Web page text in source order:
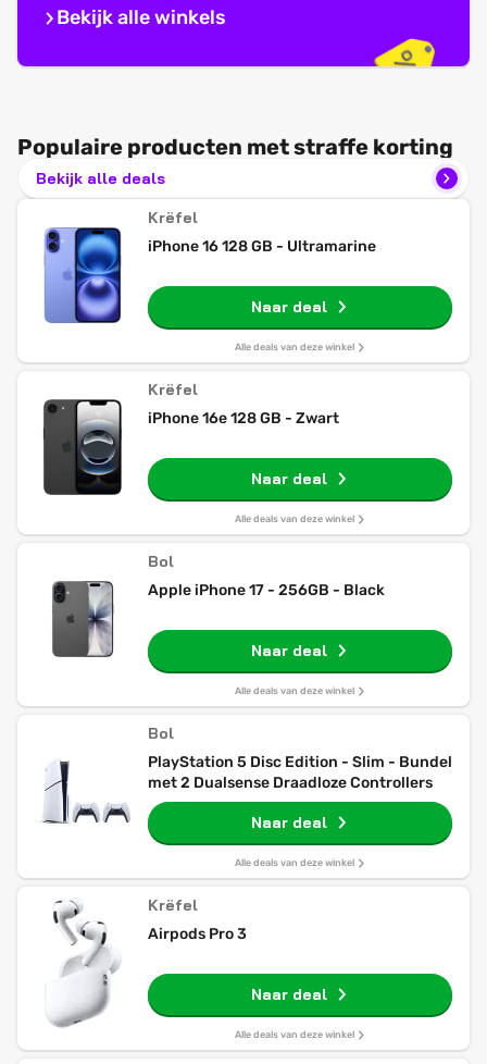
Bekijk alle winkels
Populaire producten met straffe korting
Bekijk alle deals
Krëfel
iPhone 16 128 GB - Ultramarine
Naar deal
Alle deals van deze winkel
Krëfel
iPhone 16e 128 GB - Zwart
Naar deal
Alle deals van deze winkel
Bol
Apple iPhone 17 - 256GB - Black
Naar deal
Alle deals van deze winkel
Bol
PlayStation 5 Disc Edition - Slim - Bundel
met 2 Dualsense Draadloze Controllers
Naar deal
Alle deals van deze winkel
Krëfel
Airpods Pro 3
Naar deal
Alle deals van deze winkel